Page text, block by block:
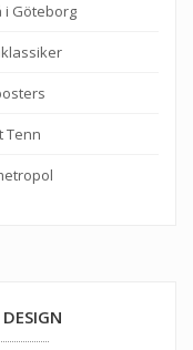
i Göteborg
Tenn